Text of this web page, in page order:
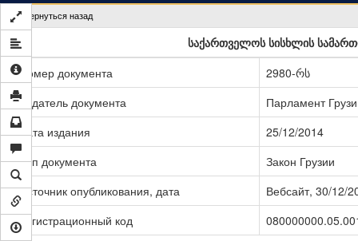
Вернуться назад
საქართველოს სისხლის
Номер документа
2980-რს
Издатель документа
Парламент
Дата издания
25/12/2014
Тип документа
Закон Грузии
Источник опубликования, дата
Вебсайт, 30/12/
Регистрационный код